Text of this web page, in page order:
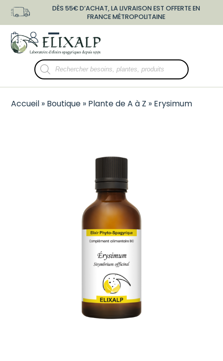
Skip
content
DÈS 55€ D’ACHAT, LA LIVRAISON EST OFFERTE EN
FRANCE MÉTROPOLITAINE
shopping-
bag
user-
o
Open
mobile
menu
Close
mobile
menu
Recherche
de
produits
Accueil » Boutique » Plante de A à Z » Erysimum